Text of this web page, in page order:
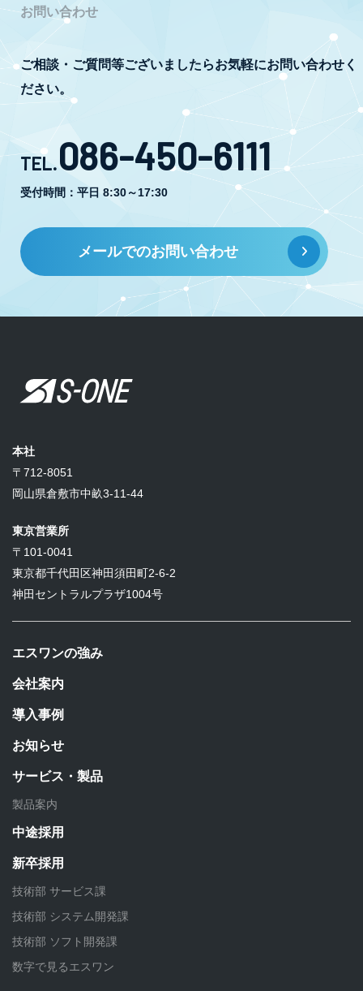
お問い合わせ
ご相談・ご質問等ございましたらお気軽にお問い合わせく
ださい。
TEL.086-450-6111
受付時間：平日 8:30～17:30
メールでのお問い合わせ
本社
〒712-8051
岡山県倉敷市中畝3-11-44
東京営業所
〒101-0041
東京都千代田区神田須田町2-6-2
神田セントラルプラザ1004号
エスワンの強み
会社案内
導入事例
お知らせ
サービス・製品
製品案内
中途採用
新卒採用
技術部 サービス課
技術部 システム開発課
技術部 ソフト開発課
数字で見るエスワン